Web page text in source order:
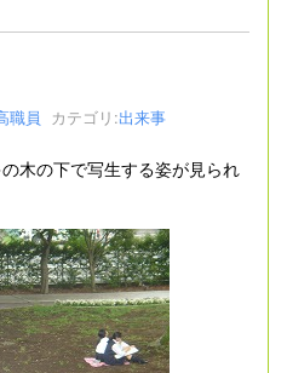
職員 カテゴリ:出来事
木の下で写生する姿が見られ